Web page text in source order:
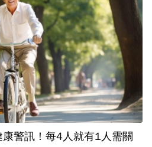
警訊！每4人就有1人需關